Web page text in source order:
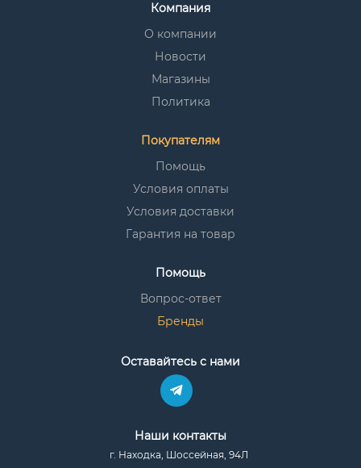
Компания
О компании
Новости
Магазины
Политика
Покупателям
Помощь
Условия оплаты
Условия доставки
Гарантия на товар
Помощь
Вопрос-ответ
Бренды
Оставайтесь с нами
Наши контакты
г. Находка, Шоссейная, 94Л